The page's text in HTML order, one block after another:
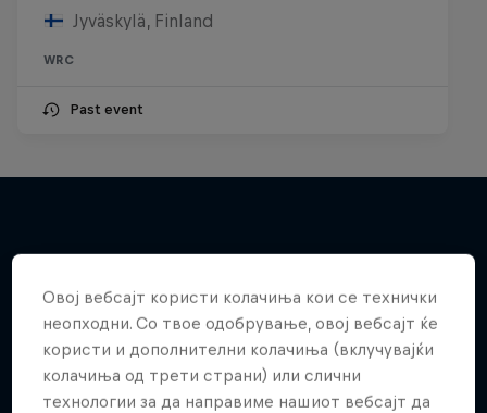
Jyväskylä, Finland
WRC
Past event
Овој вебсајт користи колачиња кои се технички
неопходни. Со твое одобрување, овој вебсајт ќе
користи и дополнителни колачиња (вклучувајќи
колачиња од трети страни) или слични
технологии за да направиме нашиот вебсајт да